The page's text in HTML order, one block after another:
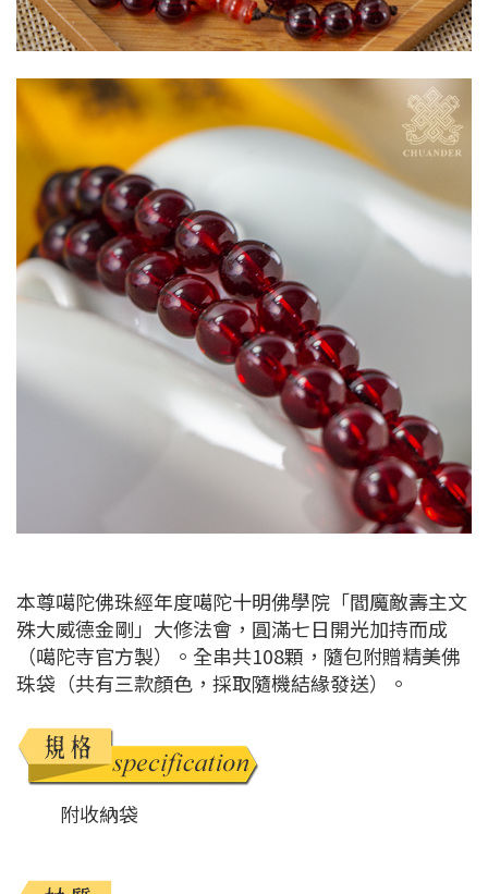
本尊噶陀佛珠經年度噶陀十明佛學院「閻魔敵壽主文
殊大威德金剛」大修法會，圓滿七日開光加持而成
（噶陀寺官方製）。全串共108顆，隨包附贈精美佛
珠袋（共有三款顏色，採取隨機結緣發送）。
附收納袋